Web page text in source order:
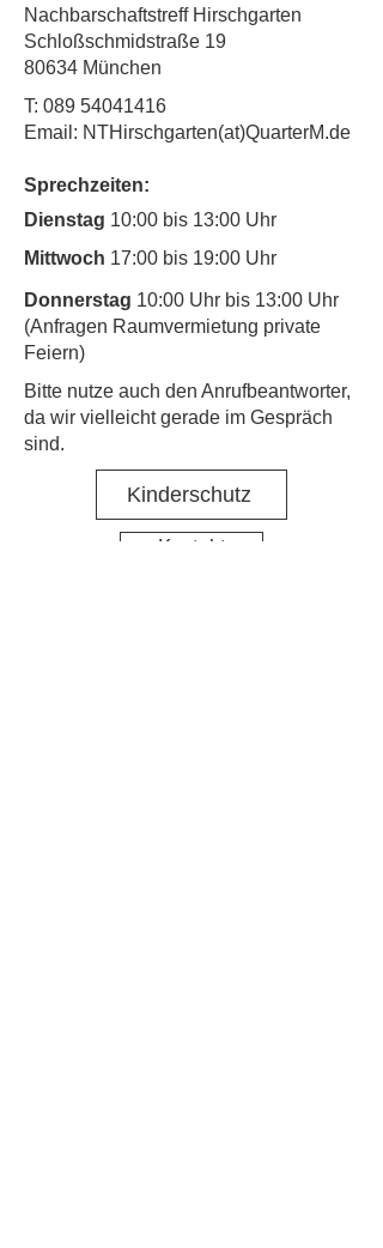
Nachbarschaftstreff Hirschgarten
Schloßschmidstraße 19
80634 München
T: 089 54041416
Email: NTHirschgarten(at)QuarterM.de
Sprechzeiten:
Dienstag 10:00 bis 13:00 Uhr
Mittwoch 17:00 bis 19:00 Uhr
Donnerstag 10:00 Uhr bis 13:00 Uhr
(Anfragen Raumvermietung private
Feiern)
​Bitte nutze auch den Anrufbeantworter,
da wir vielleicht gerade im Gespräch
sind.
Kinderschutz
Kontakt